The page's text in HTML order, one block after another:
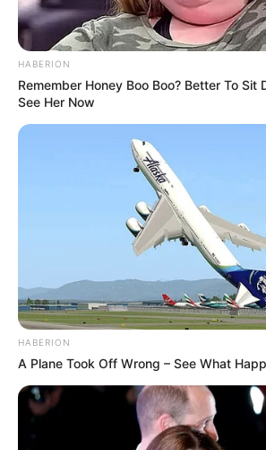
9. Ratna Galih termasuk seleb yang
pernah bergabung di Jakarta
Alhasil, ia pandai memasak
HABERION
Remember Honey Boo Boo? Better To Sit
See Her Now
HABERION
A Plane Took Off Wrong – See What